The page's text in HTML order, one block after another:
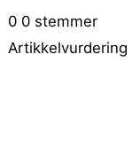
0 0 stemmer
Artikkelvurdering